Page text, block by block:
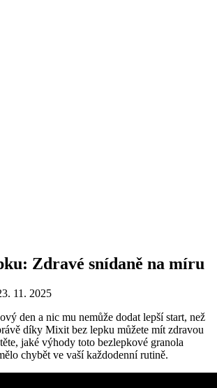
Zdravé snídaně na míru
11. 2025
den a nic mu nemůže dodat lepší start, než
díky Mixit bez lepku můžete mít zdravou
jaké výhody toto bezlepkové granola
chybět ve vaší každodenní rutině.